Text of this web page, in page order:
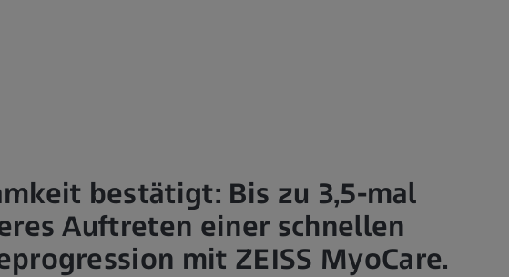
bestätigt: Bis zu 3,5-mal
Auftreten einer schnellen
mit ZEISS MyoCare.